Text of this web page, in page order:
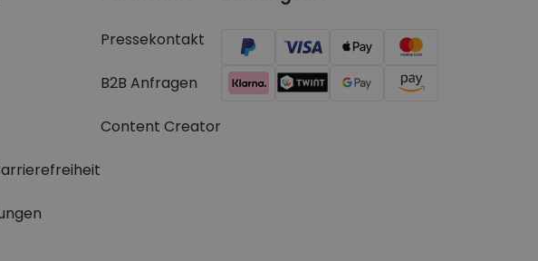
Pressekontakt
B2B Anfragen
Content Creator